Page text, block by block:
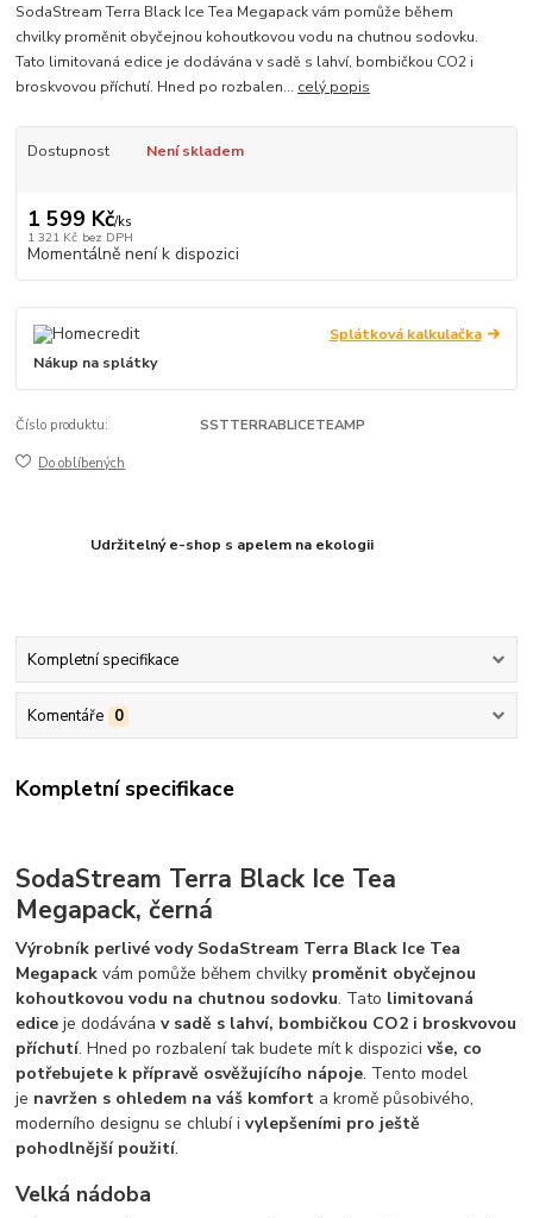
SodaStream Terra Black Ice Tea Megapack vám pomůže během
chvilky proměnit obyčejnou kohoutkovou vodu na chutnou sodovku.
Tato limitovaná edice je dodávána v sadě s lahví, bombičkou CO2 i
broskvovou příchutí. Hned po rozbalen... celý popis
Dostupnost Není skladem
1 599 Kč/ks
1 321 Kč bez DPH
Momentálně není k dispozici
Splátková kalkulačka
Nákup na splátky
Číslo produktu: SSTTERRABLICETEAMP
Do oblíbených
Udržitelný e-shop s apelem na ekologii
Kompletní specifikace
Komentáře 0
Kompletní specifikace
SodaStream Terra Black Ice Tea
Megapack, černá
Výrobník perlivé vody SodaStream Terra Black Ice Tea
Megapack vám pomůže během chvilky proměnit obyčejnou
kohoutkovou vodu na chutnou sodovku. Tato limitovaná
edice je dodávánav sadě s lahví, bombičkou CO2 i broskvovou
příchutí. Hned po rozbalení tak budete mít k dispozicivše, co
potřebujete k přípravě osvěžujícího nápoje. Tento model
je navržen s ohledem na váš komfort a kromě působivého,
moderního designu se chlubí ivylepšeními pro ještě
pohodlnější použití.
Velká nádoba